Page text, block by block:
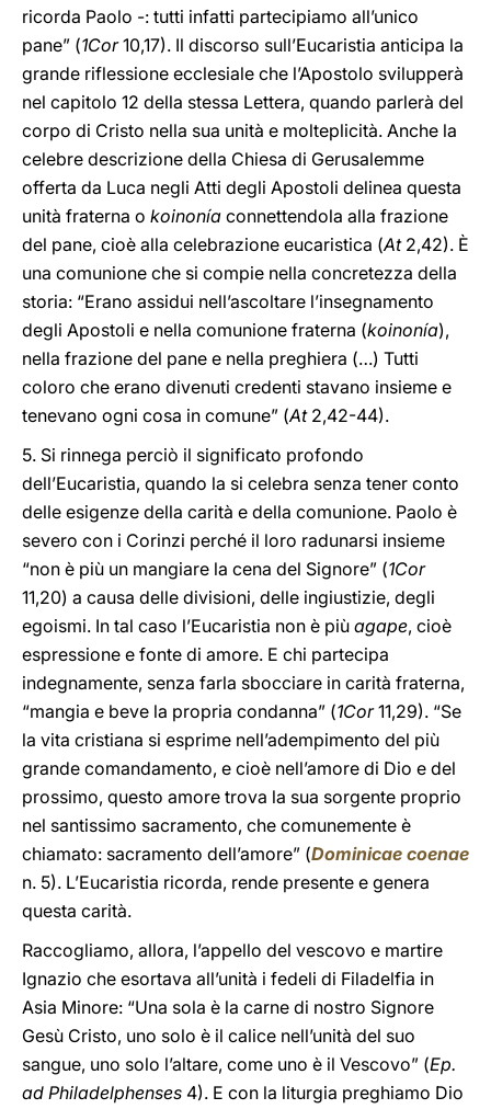
ricorda Paolo -: tutti infatti partecipiamo all’unico
pane” (1Cor10,17). Il discorso sull’Eucaristia anticipa la
grande riflessione ecclesiale che l’Apostolo svilupperà
nel capitolo 12 della stessa Lettera, quando parlerà del
corpo di Cristo nella sua unità e molteplicità. Anche la
celebre descrizione della Chiesa di Gerusalemme
offerta da Luca negli Atti degli Apostoli delinea questa
unità fraterna o koinonía connettendola alla frazione
del pane, cioè alla celebrazione eucaristica (At2,42). È
una comunione che si compie nella concretezza della
storia: “Erano assidui nell’ascoltare l’insegnamento
degli Apostoli e nella comunione fraterna (koinonía),
nella frazione del pane e nella preghiera (…) Tutti
coloro che erano divenuti credenti stavano insieme e
tenevano ogni cosa in comune” (At2,42-44).
5. Si rinnega perciò il significato profondo
dell’Eucaristia, quando la si celebra senza tener conto
delle esigenze della carità e della comunione. Paolo è
severo con i Corinzi perché il loro radunarsi insieme
“non è più un mangiare la cena del Signore” (1Cor
11,20) a causa delle divisioni, delle ingiustizie, degli
egoismi. In tal caso l’Eucaristia non è più agape, cioè
espressione e fonte di amore. E chi partecipa
indegnamente, senza farla sbocciare in carità fraterna,
“mangia e beve la propria condanna” (1Cor11,29). “Se
la vita cristiana si esprime nell’adempimento del più
grande comandamento, e cioè nell’amore di Dio e del
prossimo, questo amore trova la sua sorgente proprio
nel santissimo sacramento, che comunemente è
chiamato: sacramento dell’amore” (Dominicae coenae
n. 5). L’Eucaristia ricorda, rende presente e genera
questa carità.
Raccogliamo, allora, l’appello del vescovo e martire
Ignazio che esortava all’unità i fedeli di Filadelfia in
Asia Minore: “Una sola è la carne di nostro Signore
Gesù Cristo, uno solo è il calice nell’unità del suo
sangue, uno solo l’altare, come uno è il Vescovo” (Ep.
ad Philadelphenses 4). E con la liturgia preghiamo Dio